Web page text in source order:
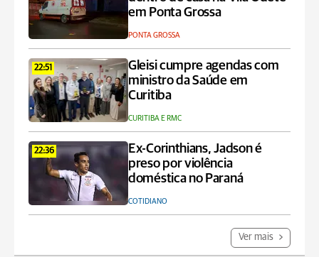
em Ponta Grossa
PONTA GROSSA
22:51
Gleisi cumpre agendas com
ministro da Saúde em
Curitiba
CURITIBA E RMC
22:36
Ex-Corinthians, Jadson é
preso por violência
doméstica no Paraná
COTIDIANO
Ver mais